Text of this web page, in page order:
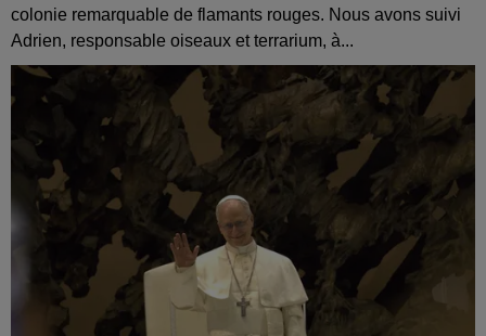
colonie remarquable de flamants rouges. Nous avons suivi
Adrien, responsable oiseaux et terrarium, à...